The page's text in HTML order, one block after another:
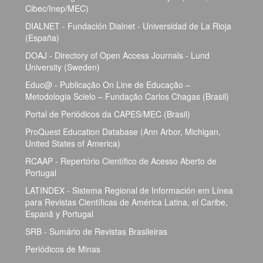
Cibec/Inep/MEC)
DIALNET - Fundación Dialnet - Universidad de La Rioja
(España)
DOAJ - Directory of Open Access Journals - Lund
University (Sweden)
Educ@ - Publicação On Line de Educação –
Metodologia Scielo – Fundação Carlos Chagas (Brasil)
Portal de Periódicos da CAPES/MEC (Brasil)
ProQuest Education Database (Ann Arbor, Michigan,
United States of America)
RCAAP - Repertório Científico de Acesso Aberto de
Portugal
LATINDEX - Sistema Regional de Información em Línea
para Revistas Científicas de América Latina, el Caribe,
Espanã y Portugal
SRB - Sumário de Revistas Brasileiras
Periódicos de Minas